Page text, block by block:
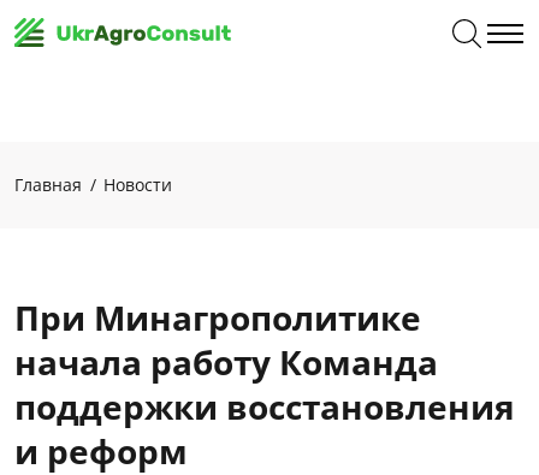
Главная Новости
При Минагрополитике
начала работу Команда
поддержки восстановления
и реформ